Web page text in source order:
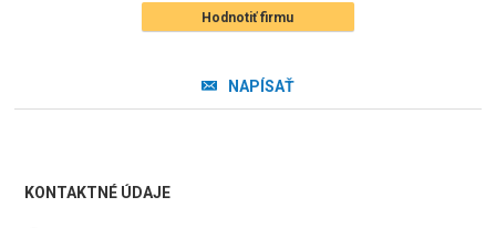
Hodnotiť firmu
NAPÍSAŤ
KONTAKTNÉ ÚDAJE